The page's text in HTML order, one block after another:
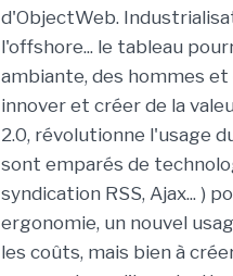
d'ObjectWeb.
l'offshore... le tableau
ambiante, des hommes
innover et créer de la
2.0, révolutionne l'usage
sont emparés de
syndication RSS, Ajax... )
ergonomie, un nouvel
les coûts, mais bien à